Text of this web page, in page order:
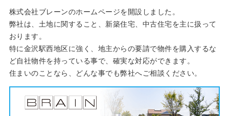
株式会社ブレーンのホームページを開設しました。
弊社は、土地に関すること、新築住宅、中古住宅を主に扱って
おります。
特に金沢駅西地区に強く、地主からの要請で物件を購入するな
ど自社物件を持っている事で、確実な対応ができます。
住まいのことなら、どんな事でも弊社へご相談ください。